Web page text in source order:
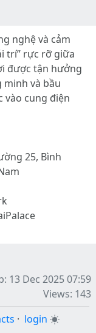
nghệ và cảm
trí” rực rỡ giữa
được tận hưởng
và bầu
vào cung điện
25, Bình
13 Dec 2025 07:59
Views: 143
· login